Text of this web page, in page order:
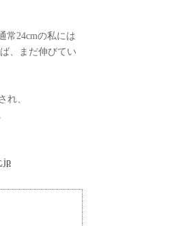
常24cmの私には
、まだ伸びてい
れ、